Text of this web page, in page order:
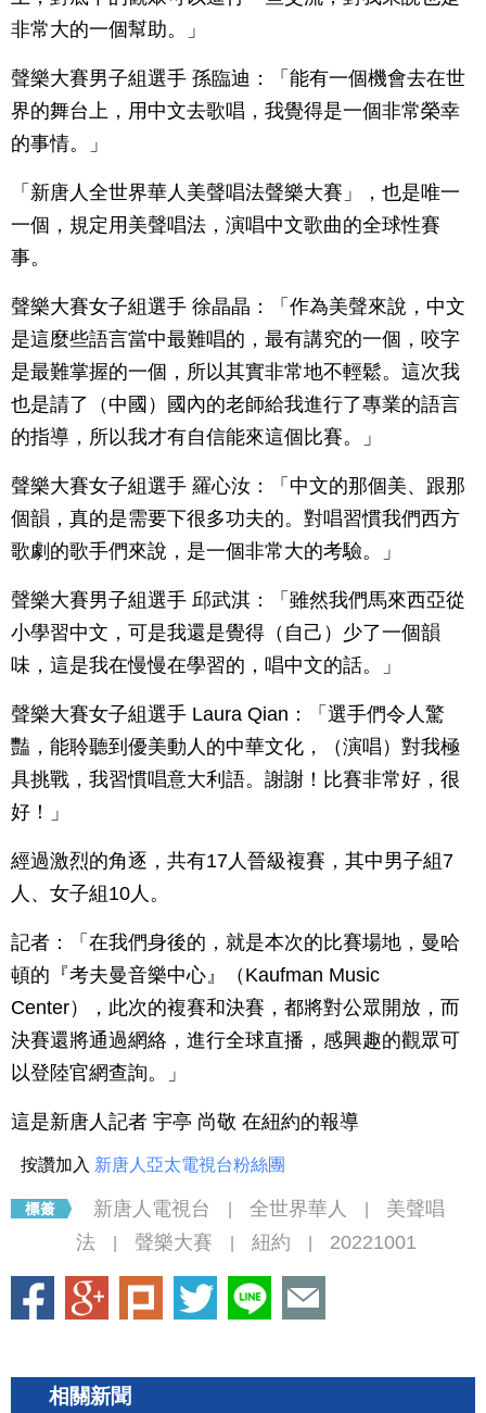
非常大的一個幫助。」
聲樂大賽男子組選手 孫臨迪：「能有一個機會去在世
界的舞台上，用中文去歌唱，我覺得是一個非常榮幸
的事情。」
「新唐人全世界華人美聲唱法聲樂大賽」，也是唯一
一個，規定用美聲唱法，演唱中文歌曲的全球性賽
事。
聲樂大賽女子組選手 徐晶晶：「作為美聲來說，中文
是這麼些語言當中最難唱的，最有講究的一個，咬字
是最難掌握的一個，所以其實非常地不輕鬆。這次我
也是請了（中國）國內的老師給我進行了專業的語言
的指導，所以我才有自信能來這個比賽。」
聲樂大賽女子組選手 羅心汝：「中文的那個美、跟那
個韻，真的是需要下很多功夫的。對唱習慣我們西方
歌劇的歌手們來說，是一個非常大的考驗。」
聲樂大賽男子組選手 邱武淇：「雖然我們馬來西亞從
小學習中文，可是我還是覺得（自己）少了一個韻
味，這是我在慢慢在學習的，唱中文的話。」
聲樂大賽女子組選手 Laura Qian：「選手們令人驚
豔，能聆聽到優美動人的中華文化，（演唱）對我極
具挑戰，我習慣唱意大利語。謝謝！比賽非常好，很
好！」
經過激烈的角逐，共有17人晉級複賽，其中男子組7
人、女子組10人。
記者：「在我們身後的，就是本次的比賽場地，曼哈
頓的『考夫曼音樂中心』（Kaufman Music
Center），此次的複賽和決賽，都將對公眾開放，而
決賽還將通過網絡，進行全球直播，感興趣的觀眾可
以登陸官網查詢。」
這是新唐人記者 宇亭 尚敬 在紐約的報導
按讚加入 新唐人亞太電視台粉絲團
新唐人電視台 全世界華人
美聲唱
法
聲樂大賽 紐約 20221001
相關新聞